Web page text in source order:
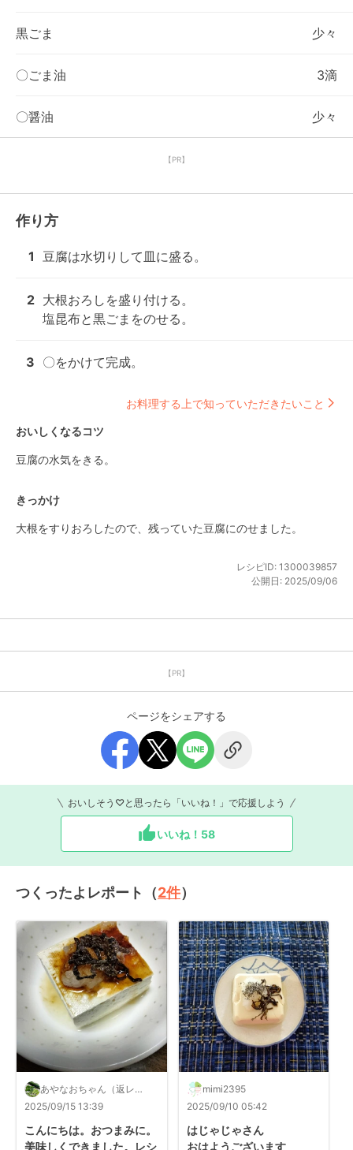
黒ごま 少々
〇ごま油 3滴
〇醤油 少々
【PR】
作り方
1 豆腐は水切りして皿に盛る。
2 大根おろしを盛り付ける。
塩昆布と黒ごまをのせる。
3 〇をかけて完成。
お料理する上で知っていただきたいこと
おいしくなるコツ
豆腐の水気をきる。
きっかけ
大根をすりおろしたので、残っていた豆腐にのせました。
レシピID: 1300039857
公開日: 2025/09/06
【PR】
ページをシェアする
おいしそう♡と思ったら「いいね！」で応援しよう
いいね！ 58
つくったよレポート（2件）
あやなおちゃん（返レポ
します）
2025/09/15 13:39
こんにちは。おつまみに。
美味しくできました。レシ
mimi2395
2025/09/10 05:42
はじゃじゃさん
おはようございます